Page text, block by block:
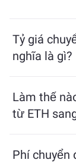
Tỷ giá
nghĩa là gì?
nhiêu CRO
điều kiện thị
Làm thế
từ ETH
tính toán số
Phí chuyển